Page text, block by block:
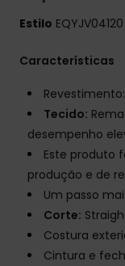
Estilo EQYJV04120
Características
Tecido:
desempenho
Este produto
produção e de
Um passo
Corte:
Costura
Cintura e